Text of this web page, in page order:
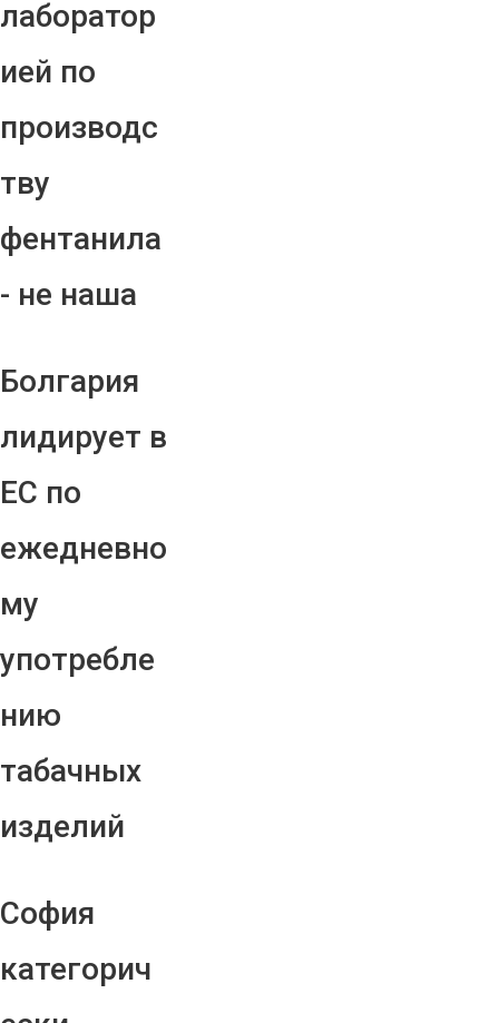
лаборатор
ией по
производс
тву
фентанила
- не наша
Болгария
лидирует в
ЕС по
ежедневно
му
употребле
нию
табачных
изделий
София
категорич